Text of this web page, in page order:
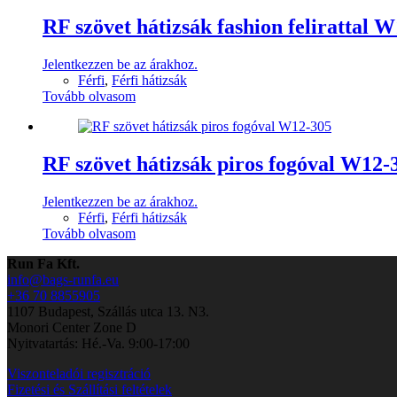
RF szövet hátizsák fashion felirattal
Jelentkezzen be az árakhoz.
Férfi, Férfi hátizsák
Tovább olvasom
RF szövet hátizsák piros fogóval W12-
Jelentkezzen be az árakhoz.
Férfi, Férfi hátizsák
Tovább olvasom
Run Fa Kft.
info@bags-runfa.eu
+36 70 8855905
1107 Budapest, Szállás utca 13. N3.
Monori Center Zone D
Nyitvatartás: Hé.-Va. 9:00-17:00
Viszonteladói regisztráció
Fizetési és Szállítási feltételek